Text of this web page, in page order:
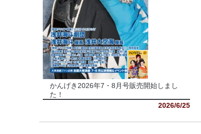
かんげき2026年7・8月号販売開始しまし
た！
2026/6/25